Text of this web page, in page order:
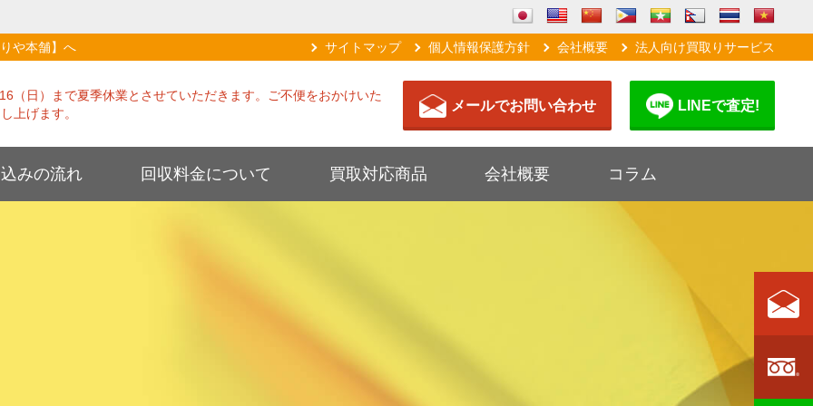
や本舗】へ サイトマップ 個人情報保護方針 会社概要 法人向け買取りサービス
（日）まで夏季休業とさせていただきます。ご不便をおかけいた
上げます。
メールでお問い合わせ LINEで査定!
みの流れ 回収料金について 買取対応商品 会社概要 コラム